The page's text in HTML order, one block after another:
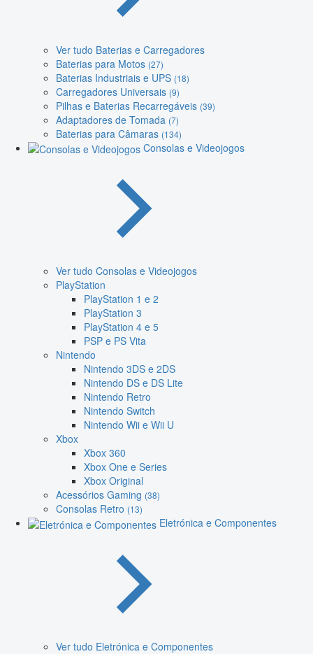
Ver tudo Baterias e Carregadores
Baterias para Motos (27)
Baterias Industriais e UPS (18)
Carregadores Universais (9)
Pilhas e Baterias Recarregáveis (39)
Adaptadores de Tomada (7)
Baterias para Câmaras (134)
Consolas e Videojogos
Ver tudo Consolas e Videojogos
PlayStation
PlayStation 1 e 2
PlayStation 3
PlayStation 4 e 5
PSP e PS Vita
Nintendo
Nintendo 3DS e 2DS
Nintendo DS e DS Lite
Nintendo Retro
Nintendo Switch
Nintendo Wii e Wii U
Xbox
Xbox 360
Xbox One e Series
Xbox Original
Acessórios Gaming (38)
Consolas Retro (13)
Eletrónica e Componentes
Ver tudo Eletrónica e Componentes